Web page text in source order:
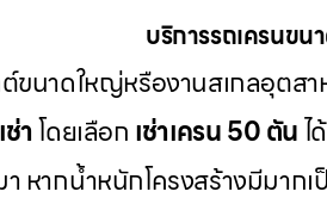
บริการรถเครนขน
ขนาดใหญ่หรืองานสเกลอุตสา
าโดยเลือก เช่าเครน 50 ตันไ
า หากน้ำหนักโครงสร้างมีมากเ